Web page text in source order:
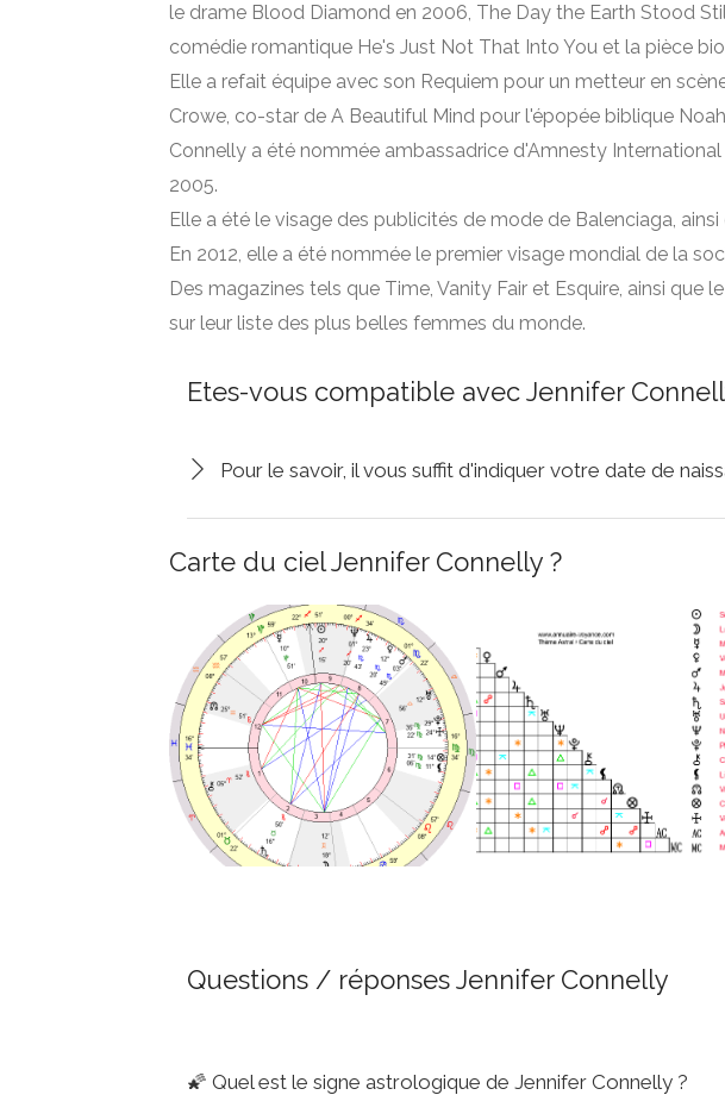
le drame Blood Diamond en 2006, The Day the Earth Stood
comédie romantique He's Just Not That Into You et la pièce
Elle a refait équipe avec son Requiem pour un metteur en
Crowe, co-star de A Beautiful Mind pour l'épopée biblique
Connelly a été nommée ambassadrice d'Amnesty
2005.
Elle a été le visage des publicités de mode de Balenciaga,
En 2012, elle a été nommée le premier visage mondial de la
Des magazines tels que Time, Vanity Fair et Esquire, ainsi que
sur leur liste des plus belles femmes du monde.
Etes-vous compatible avec Jennifer
Pour le savoir, il vous suffit d'indiquer votre date de
Carte du ciel Jennifer Connelly ?
Questions / réponses Jennifer Connelly
🌠 Quel est le signe astrologique de Jennifer Connelly ?